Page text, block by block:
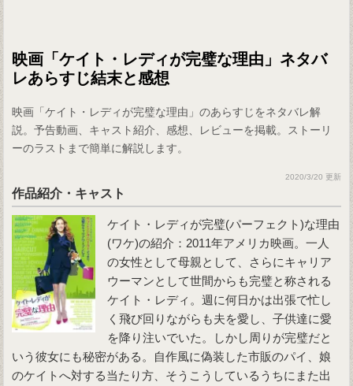
映画「ケイト・レディが完璧な理由」ネタバ
レあらすじ結末と感想
映画「ケイト・レディが完璧な理由」のあらすじをネタバレ解
説。予告動画、キャスト紹介、感想、レビューを掲載。ストーリ
ーのラストまで簡単に解説します。
2020/3/20 更新
作品紹介・キャスト
ケイト・レディが完璧(パーフェクト)な理由
(ワケ)の紹介：2011年アメリカ映画。一人
の女性として母親として、さらにキャリア
ウーマンとして世間からも完璧と称される
ケイト・レディ。週に何日かは出張で忙し
く飛び回りながらも夫を愛し、子供達に愛
を降り注いでいた。しかし周りが完璧だと
いう彼女にも秘密がある。自作風に偽装した市販のパイ、娘
のケイトへ対する当たり方、そうこうしているうちにまた出